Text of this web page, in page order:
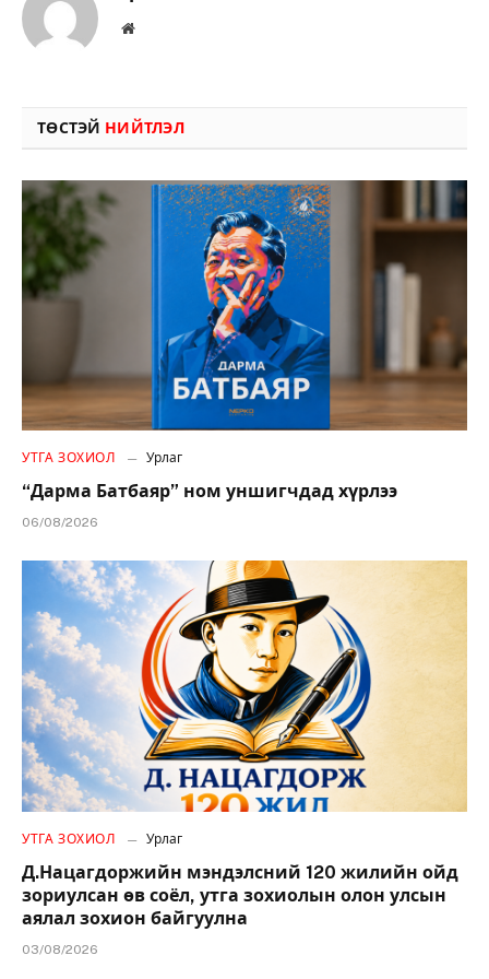
Вэбсайт
ТӨСТЭЙ НИЙТЛЭЛ
УТГА ЗОХИОЛ Урлаг
“Дарма Батбаяр” ном уншигчдад хүрлээ
06/08/2026
УТГА ЗОХИОЛ Урлаг
Д.Нацагдоржийн мэндэлсний 120 жилийн ойд
зориулсан өв соёл, утга зохиолын олон улсын
аялал зохион байгуулна
03/08/2026